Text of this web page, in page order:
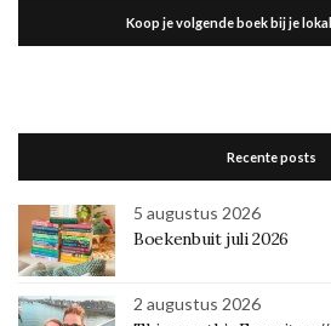
Koop je volgende boek bij je
Recente posts
5 augustus 2026
Boekenbuit juli 2026
2 augustus 2026